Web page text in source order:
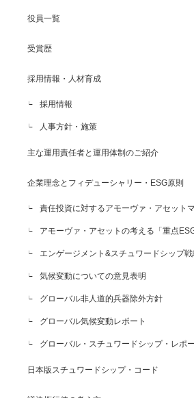
役員一覧
受賞歴
採用情報・人材育成
採用情報
人事方針・施策
主な運用責任者と運用体制のご紹介
企業理念とフィデューシャリー・ESG原則
責任投資に対するアモーヴァ・アセット
アモーヴァ・アセットの考える「重点
エンゲージメント&スチュワードシップ
気候変動についての意見表明
グローバル非人道的兵器除外方針
グローバル気候変動レポート
グローバル・スチュワードシップ・レポ
日本版スチュワードシップ・コード